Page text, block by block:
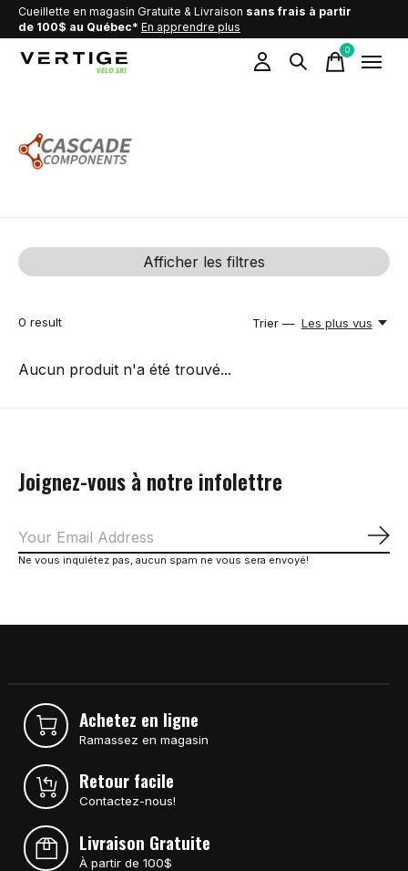
Cueillette en magasin Gratuite & Livraison sans frais à partir
de 100$ au Québec* En apprendre plus
0items
Cascade Compenents
Afficher les filtres
0 result Trier — Les plus vus
Aucun produit n'a été trouvé...
Joignez-vous à notre infolettre
Ne vous inquiétez pas, aucun spam ne vous sera envoyé!
Achetez en ligne
Ramassez en magasin
Retour facile
Contactez-nous!
Livraison Gratuite
À partir de 100$